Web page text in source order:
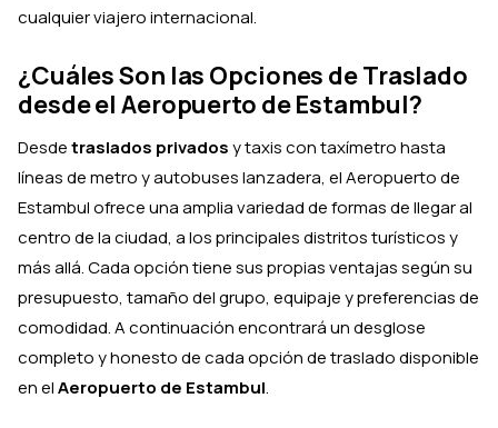
cualquier viajero internacional.
¿Cuáles Son las Opciones de Traslado
desde el Aeropuerto de Estambul?
Desdetraslados privadosy taxis con taxímetro hasta
líneas de metro y autobuses lanzadera, el Aeropuerto de
Estambul ofrece una amplia variedad de formas de llegar al
centro de la ciudad, a los principales distritos turísticos y
más allá. Cada opción tiene sus propias ventajas según su
presupuesto, tamaño del grupo, equipaje y preferencias de
comodidad. A continuación encontrará un desglose
completo y honesto de cada opción de traslado disponible
en elAeropuerto de Estambul.